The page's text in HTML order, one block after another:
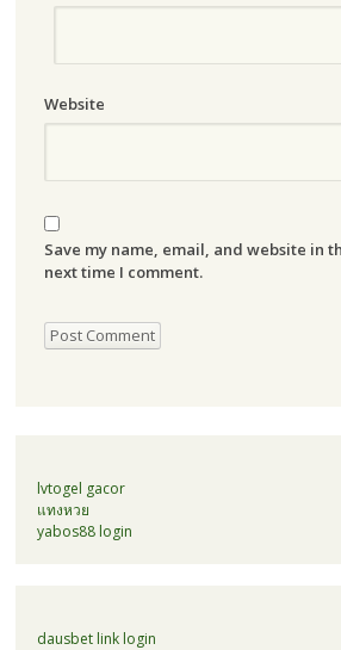
Website
Save my name, email, and website in
next time I comment.
lvtogel gacor
แทงหวย
yabos88 login
dausbet link login